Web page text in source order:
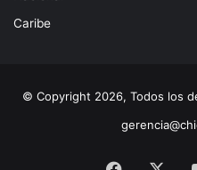
Caribe
© Copyright 2026, Todos los